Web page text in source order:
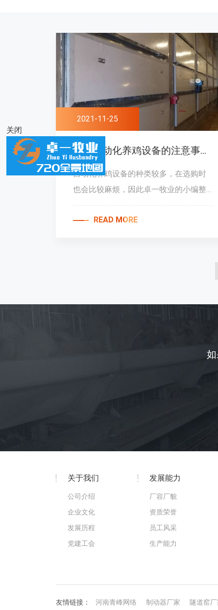
2021-11-25
购买自动化养鸡设备的注意事项！
自动化养鸡设备的种类较多，在选购时
也会比较麻烦，因此卓一牧业的小编整
项，一起来看一下。
READ MORE
关于我们
公司介绍
企业文化
发展历程
党建工会
发展能力
厂容厂貌
资质荣誉
员工风采
生产能力
友情链接： 河南青峰网络 制动器厂家 隧道窑厂
关闭